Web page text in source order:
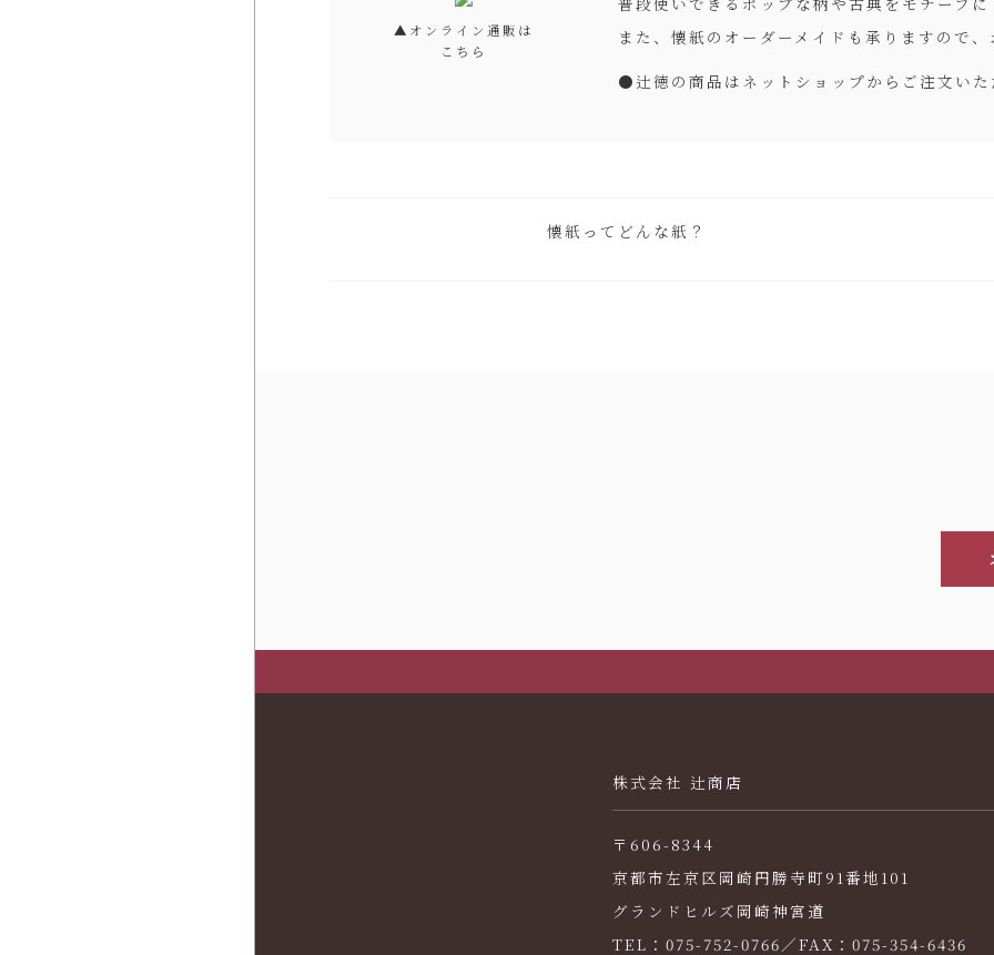
▲オンライン通販は
こちら
また、懐紙のオーダーメイドも承りますので
● 辻徳の商品はネットショップからご注文いた
懐紙ってどんな紙？
株式会社 辻商店
〒606-8344
京都市左京区岡崎円勝寺町91番地101
グランドヒルズ岡崎神宮道
TEL：075-752-0766／FAX：075-354-6436